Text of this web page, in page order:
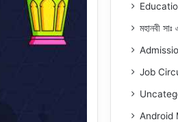
মহানবীসাঃ
Job
Android